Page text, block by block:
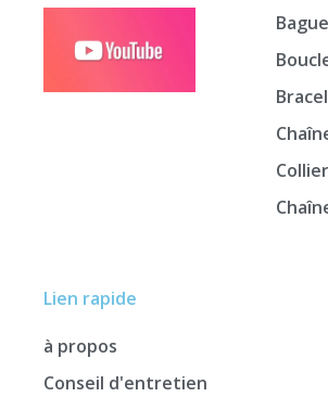
Lien rapide
à propos
Conseil d'entretien